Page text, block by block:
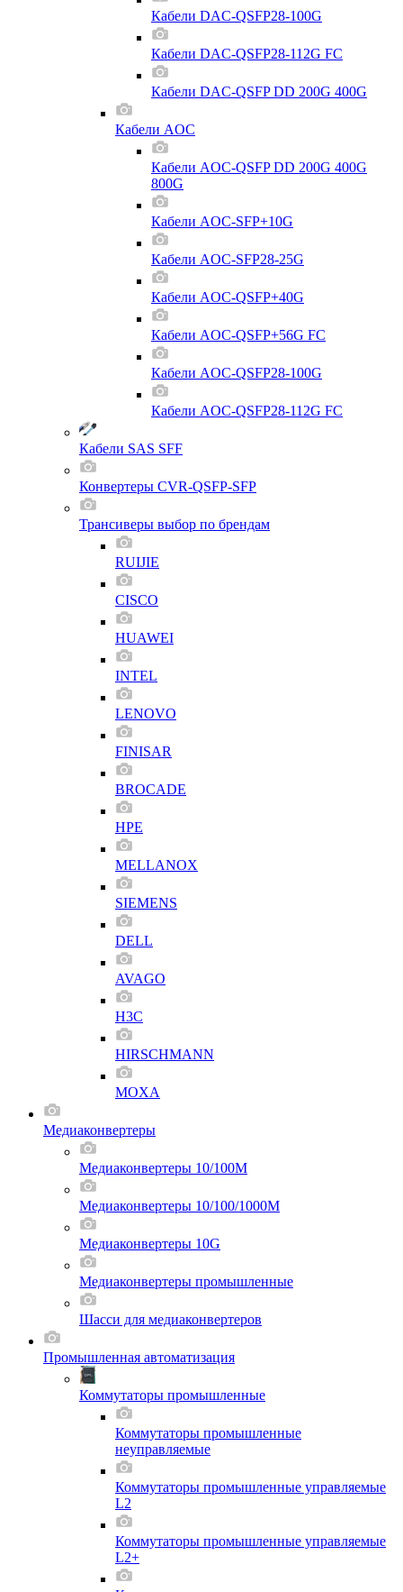
Кабели DAC-QSFP28-100G
Кабели DAC-QSFP28-112G FC
Кабели DAC-QSFP DD 200G 400G
Кабели AOC
Кабели AOC-QSFP DD 200G 400G
800G
Кабели AOC-SFP+10G
Кабели AOC-SFP28-25G
Кабели AOC-QSFP+40G
Кабели AOC-QSFP+56G FC
Кабели AOC-QSFP28-100G
Кабели AOC-QSFP28-112G FC
Кабели SAS SFF
Конвертеры CVR-QSFP-SFP
Трансиверы выбор по брендам
RUIJIE
CISCO
HUAWEI
INTEL
LENOVO
FINISAR
BROCADE
HPE
MELLANOX
SIEMENS
DELL
AVAGO
H3C
HIRSCHMANN
MOXA
Медиаконвертеры
Медиаконвертеры 10/100M
Медиаконвертеры 10/100/1000M
Медиаконвертеры 10G
Медиаконвертеры промышленные
Шасси для мeдиаконвертеров
Промышленная автоматизация
Коммутаторы промышленные
Коммутаторы промышленные
неуправляемые
Коммутаторы промышленные управляемые
L2
Коммутаторы промышленные управляемые
L2+